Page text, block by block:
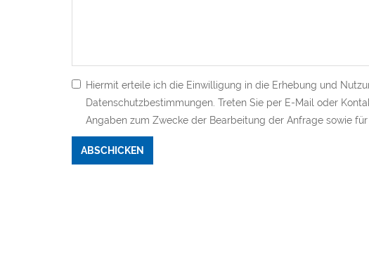
Hiermit erteile ich die Einwilligung in die Erhebung und
Datenschutzbestimmungen. Treten Sie per E-Mail oder
Angaben zum Zwecke der Bearbeitung der Anfrage sowie
Bitte nicht ausfüllen.
ABSCHICKEN